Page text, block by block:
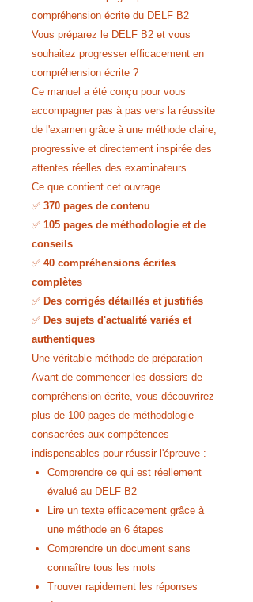
compréhension écrite du DELF B2
Vous préparez le DELF B2 et vous
souhaitez progresser efficacement en
compréhension écrite ?
Ce manuel a été conçu pour vous
accompagner pas à pas vers la réussite
de l'examen grâce à une méthode claire,
progressive et directement inspirée des
attentes réelles des examinateurs.
Ce que contient cet ouvrage
✅ 370 pages de contenu
✅ 105 pages de méthodologie et de
conseils
✅ 40 compréhensions écrites
complètes
✅ Des corrigés détaillés et justifiés
✅ Des sujets d'actualité variés et
authentiques
Une véritable méthode de préparation
Avant de commencer les dossiers de
compréhension écrite, vous découvrirez
plus de 100 pages de méthodologie
consacrées aux compétences
indispensables pour réussir l'épreuve :
Comprendre ce qui est réellement
évalué au DELF B2
Lire un texte efficacement grâce à
une méthode en 6 étapes
Comprendre un document sans
connaître tous les mots
Trouver rapidement les réponses